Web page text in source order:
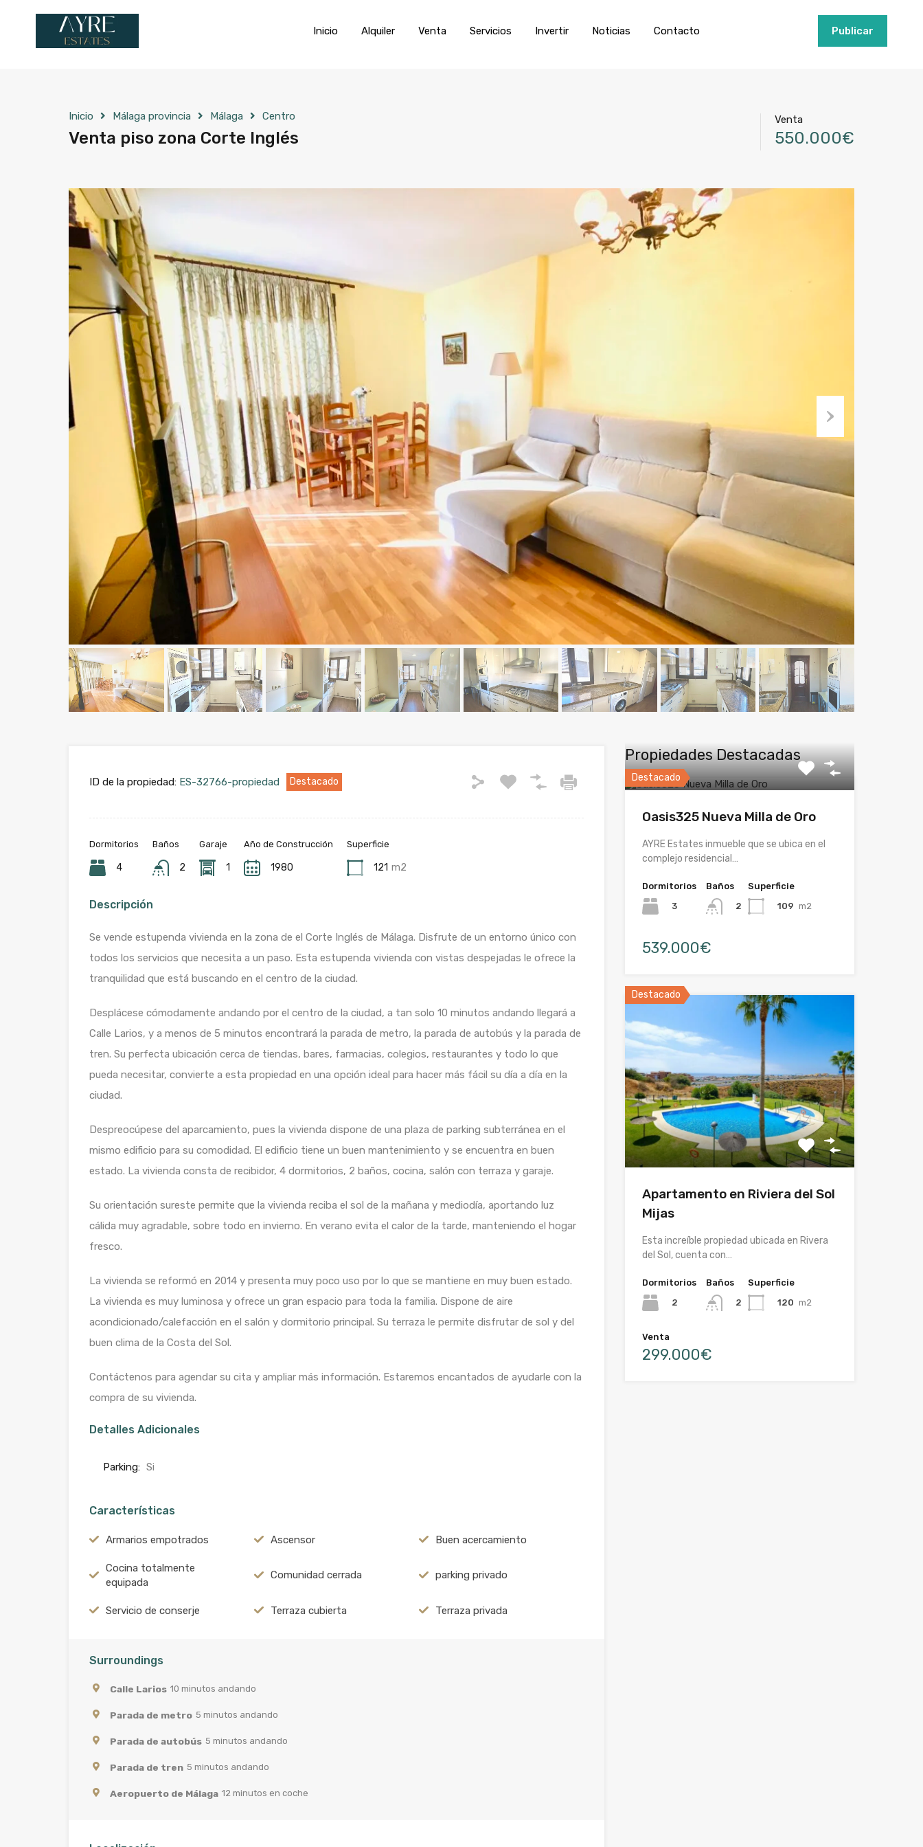
Inicio Alquiler Venta Servicios Invertir Publicar
Inicio Alquiler Venta Servicios Invertir Noticias Contacto Publicar
Inicio Málaga provincia Málaga Centro
Venta piso zona Corte Inglés
Venta
550.000€
ID de la propiedad: ES-32766-propiedad Destacado
Dormitorios
4
Baños
2
Garaje
1
Año de Construcción
1980
Superficie
121 m2
Descripción
Se vende estupenda vivienda en la zona de el Corte Inglés de Málaga. Disfrute de un entorno único con
todos los servicios que necesita a un paso. Esta estupenda vivienda con vistas despejadas le ofrece la
tranquilidad que está buscando en el centro de la ciudad.
Desplácese cómodamente andando por el centro de la ciudad, a tan solo 10 minutos andando llegará a
Calle Larios, y a menos de 5 minutos encontrará la parada de metro, la parada de autobús y la parada de
tren. Su perfecta ubicación cerca de tiendas, bares, farmacias, colegios, restaurantes y todo lo que
pueda necesitar, convierte a esta propiedad en una opción ideal para hacer más fácil su día a día en la
ciudad.
Despreocúpese del aparcamiento, pues la vivienda dispone de una plaza de parking subterránea en el
mismo edificio para su comodidad. El edificio tiene un buen mantenimiento y se encuentra en buen
estado. La vivienda consta de recibidor, 4 dormitorios, 2 baños, cocina, salón con terraza y garaje.
Su orientación sureste permite que la vivienda reciba el sol de la mañana y mediodía, aportando luz
cálida muy agradable, sobre todo en invierno. En verano evita el calor de la tarde, manteniendo el hogar
fresco.
La vivienda se reformó en 2014 y presenta muy poco uso por lo que se mantiene en muy buen estado.
La vivienda es muy luminosa y ofrece un gran espacio para toda la familia. Dispone de aire
acondicionado/calefacción en el salón y dormitorio principal. Su terraza le permite disfrutar de sol y del
buen clima de la Costa del Sol.
Contáctenos para agendar su cita y ampliar más información. Estaremos encantados de ayudarle con la
compra de su vivienda.
Detalles Adicionales
Parking: Si
Características
Armarios empotrados Ascensor Buen acercamiento
Cocina totalmente
equipada
Comunidad cerrada parking privado
Servicio de conserje Terraza cubierta Terraza privada
Surroundings
Calle Larios 10 minutos andando
Parada de metro 5 minutos andando
Parada de autobús 5 minutos andando
Parada de tren 5 minutos andando
Aeropuerto de Málaga 12 minutos en coche
Propiedades Destacadas
Destacado
Oasis325 Nueva Milla de Oro
AYRE Estates inmueble que se ubica en el
complejo residencial…
Dormitorios
3
Baños
2
Superficie
109 m2
539.000€
Destacado
Apartamento en Riviera del Sol
Mijas
Esta increíble propiedad ubicada en Rivera
del Sol, cuenta con…
Dormitorios
2
Baños
2
Superficie
120 m2
Venta
299.000€